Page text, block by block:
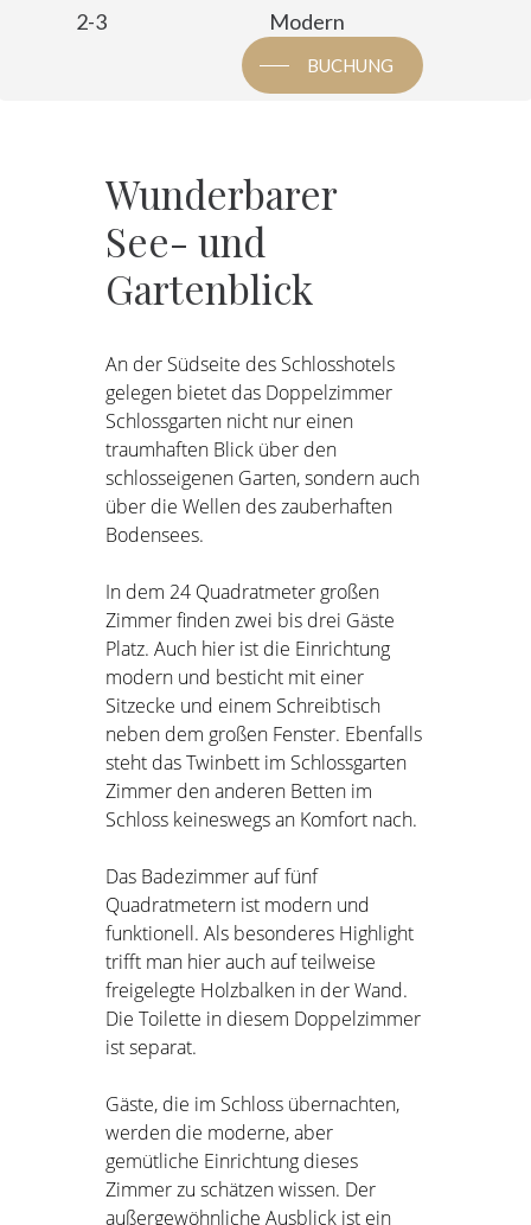
2-3
Modern
BUCHUNG
Wunderbarer
See- und
Gartenblick
An der Südseite des Schlosshotels
gelegen bietet das Doppelzimmer
Schlossgarten nicht nur einen
traumhaften Blick über den
schlosseigenen Garten, sondern auch
über die Wellen des zauberhaften
Bodensees.
In dem 24 Quadratmeter großen
Zimmer finden zwei bis drei Gäste
Platz. Auch hier ist die Einrichtung
modern und besticht mit einer
Sitzecke und einem Schreibtisch
neben dem großen Fenster. Ebenfalls
steht das Twinbett im Schlossgarten
Zimmer den anderen Betten im
Schloss keineswegs an Komfort nach.
Das Badezimmer auf fünf
Quadratmetern ist modern und
funktionell. Als besonderes Highlight
trifft man hier auch auf teilweise
freigelegte Holzbalken in der Wand.
Die Toilette in diesem Doppelzimmer
ist separat.
Gäste, die im Schloss übernachten,
werden die moderne, aber
gemütliche Einrichtung dieses
Zimmer zu schätzen wissen. Der
außergewöhnliche Ausblick ist ein